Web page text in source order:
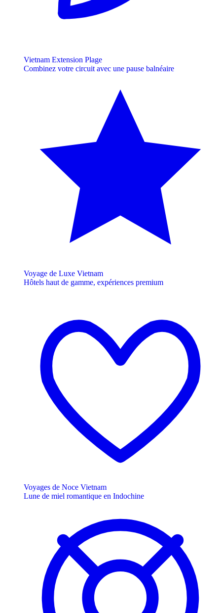
Vietnam Extension Plage
Combinez votre circuit avec une pause balnéaire
Voyage de Luxe Vietnam
Hôtels haut de gamme, expériences premium
Voyages de Noce Vietnam
Lune de miel romantique en Indochine